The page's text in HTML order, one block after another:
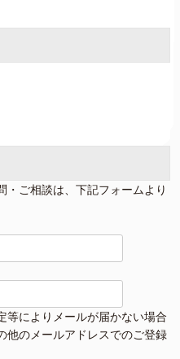
・ご相談は、下記フォームより
によりメールが届かない場合
他のメールアドレスでのご登録